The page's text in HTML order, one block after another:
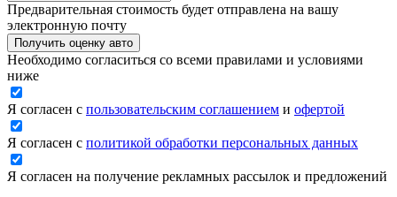
Предварительная стоимость будет отправлена на вашу
электронную почту
Получить оценку авто
Необходимо согласиться со всеми правилами и условиями
ниже
Я согласен с пользовательским соглашением и офертой
Я согласен с политикой обработки персональных данных
Я согласен на получение рекламных рассылок и предложений